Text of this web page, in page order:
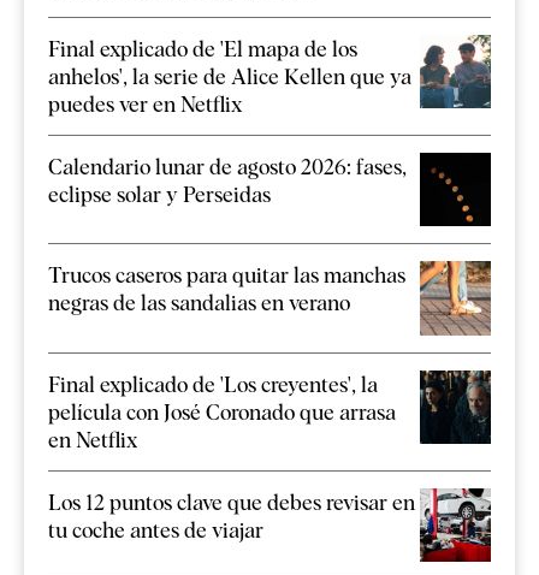
Final explicado de 'El mapa de los
anhelos', la serie de Alice Kellen que ya
puedes ver en Netflix
Calendario lunar de agosto 2026: fases,
eclipse solar y Perseidas
Trucos caseros para quitar las manchas
negras de las sandalias en verano
Final explicado de 'Los creyentes', la
película con José Coronado que arrasa
en Netflix
Los 12 puntos clave que debes revisar en
tu coche antes de viajar